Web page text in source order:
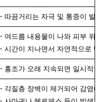
・따끔거리는 자극 및 통증이 발
・여드름 내용물이 나와 피부 위에
・시간이 지나면서 자연적으로 떨
・홍조가 오래 지속되면 일시적인
・각질층 장벽이 제거되어 감염에